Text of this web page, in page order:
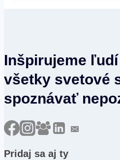
Inšpirujeme
všetky svetové
spoznávať
Pridaj sa aj ty